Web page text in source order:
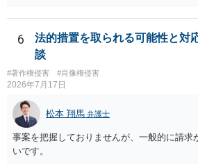
です。低解像度化や透かしだけでは十分とは
する、第三者が識別できない程度に加工す
内だけで表示する方法を検討すべきです。
われた場合、御社の責任が当然に生じるわけ
し、自己申告だけで購入でき、自社が照合不
止めていない現行の運用では、予測可能な不
て、撮影された本人に対する損害賠償責任が
ます。 検討中の対策は、いずれも過剰ではな
ただし、それだけで十分とはいえません。ゲ
の追跡には役立ちますが、その人が被写体本
できません。照合不一致時の販売保留・手
6
法的措置を取られる可能性と対
談
#著作権侵害 #肖像権侵害
2026年7月17日
松本 翔馬 弁護士
事案を把握しておりませんが、一般的に請求
いです。